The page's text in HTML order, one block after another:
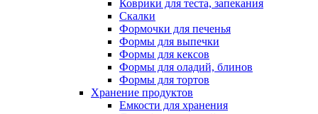
Коврики для теста, запекания
Скалки
Формочки для печенья
Формы для выпечки
Формы для кексов
Формы для оладий, блинов
Формы для тортов
Хранение продуктов
Емкости для хранения